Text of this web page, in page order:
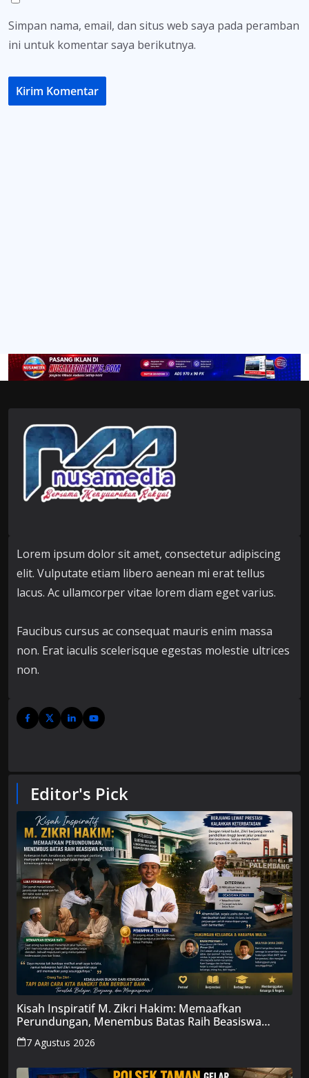
Simpan nama, email, dan situs web saya pada peramban
ini untuk komentar saya berikutnya.
Lorem ipsum dolor sit amet, consectetur adipiscing
elit. Vulputate etiam libero aenean mi erat tellus
lacus. Ac ullamcorper vitae lorem diam eget varius.
Faucibus cursus ac consequat mauris enim massa
non. Erat iaculis scelerisque egestas molestie ultrices
non.
Editor's Pick
Kisah Inspiratif M. Zikri Hakim: Memaafkan
Perundungan, Menembus Batas Raih Beasiswa
Penuh
7 Agustus 2026